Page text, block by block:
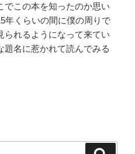
でこの本を知ったのか思い
年くらいの間に僕の周りで
られるようになって来てい
題名に惹かれて読んでみる